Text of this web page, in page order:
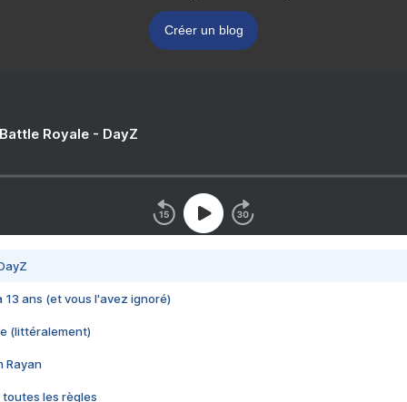
Créer un blog
Royale - DayZ
13 ans (et vous l'avez ignoré)
(littéralement)
Rayan
toutes les règles